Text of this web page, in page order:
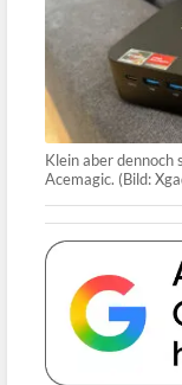
Klein aber dennoch
Acemagic. (Bild: